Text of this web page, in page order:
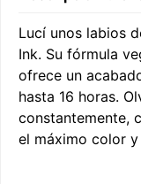
Lucí unos labios
Ink. Su fórmula
ofrece un
hasta 16 horas.
constantemente,
el máximo color